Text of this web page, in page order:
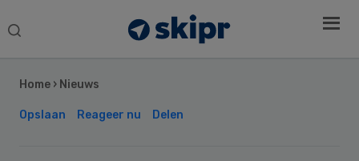
Search
Home › Nieuws
Opslaan Reageer nu Delen
Sidebar